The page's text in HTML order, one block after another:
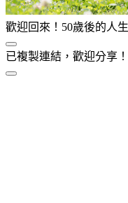
歡迎回來！50歲後的人
已複製連結，歡迎分享！